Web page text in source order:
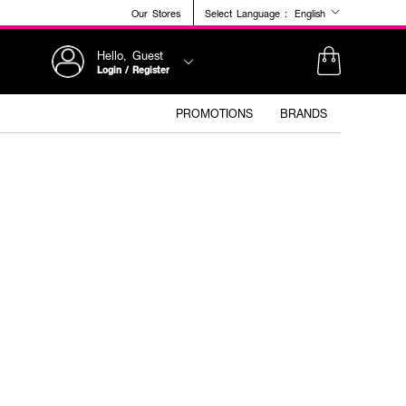
Our Stores Select Language : English
Hello, Guest
Login / Register
PROMOTIONS BRANDS